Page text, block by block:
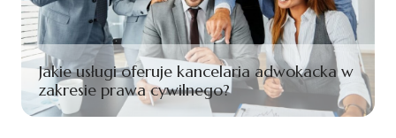
Jakie usługi oferuje kancelaria adwokacka w
zakresie prawa cywilnego?